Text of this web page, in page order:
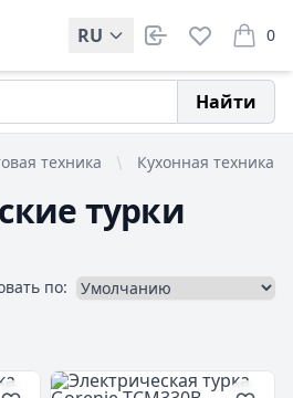
RU 0
items
Найти
техника Кухонная техника
турки
по: